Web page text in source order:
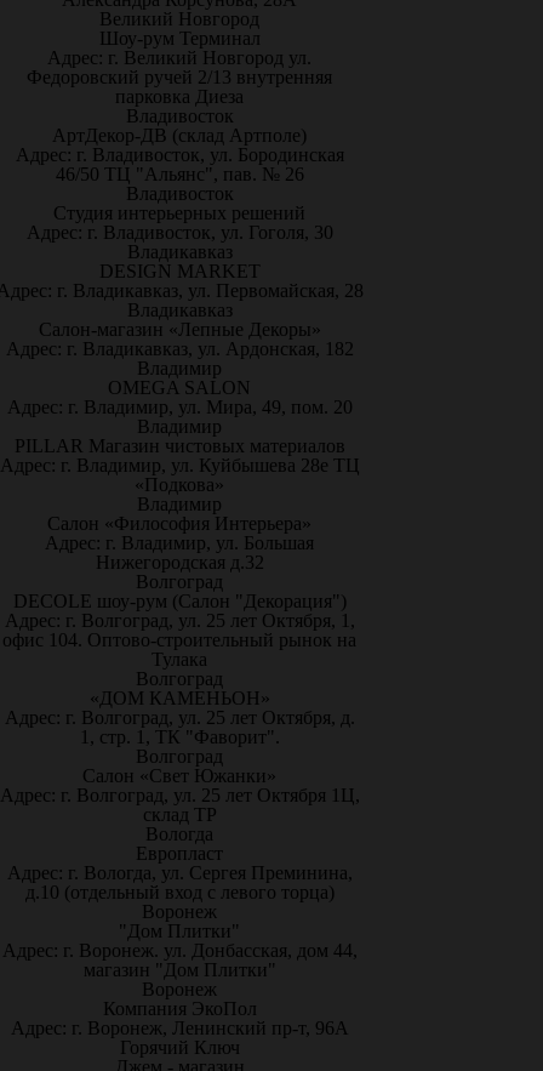
Великий Новгород
Шоу-рум Терминал
Адрес: г. Великий Новгород ул.
Федоровский ручей 2/13 внутренняя
парковка Диеза
Владивосток
АртДекор-ДВ (склад Артполе)
Адрес: г. Владивосток, ул. Бородинская
46/50 ТЦ "Альянс", пав. № 26
Владивосток
Студия интерьерных решений
Адрес: г. Владивосток, ул. Гоголя, 30
Владикавказ
DESIGN MARKET
г. Владикавказ, ул. Первомайская, 28
Владикавказ
Салон-магазин «Лепные Декоры»
Адрес: г. Владикавказ, ул. Ардонская, 182
Владимир
OMEGA SALON
Адрес: г. Владимир, ул. Мира, 49, пом. 20
Владимир
PILLAR Магазин чистовых материалов
Адрес: г. Владимир, ул. Куйбышева 28е ТЦ
«Подкова»
Владимир
Салон «Философия Интерьера»
Адрес: г. Владимир, ул. Большая
Нижегородская д.32
Волгоград
DECOLE шоу-рум (Салон "Декорация")
Адрес: г. Волгоград, ул. 25 лет Октября, 1,
офис 104. Оптово-строительный рынок на
Тулака
Волгоград
«ДОМ КАМЕНЬОН»
Адрес: г. Волгоград, ул. 25 лет Октября, д.
1, стр. 1, ТК "Фаворит".
Волгоград
Салон «Свет Южанки»
Адрес: г. Волгоград, ул. 25 лет Октября 1Ц,
склад ТР
Вологда
Европласт
Адрес: г. Вологда, ул. Сергея Преминина,
д.10 (отдельный вход с левого торца)
Воронеж
"Дом Плитки"
Адрес: г. Воронеж. ул. Донбасская, дом 44,
магазин "Дом Плитки"
Воронеж
Компания ЭкоПол
Адрес: г. Воронеж, Ленинский пр-т, 96А
Горячий Ключ
Джем - магазин